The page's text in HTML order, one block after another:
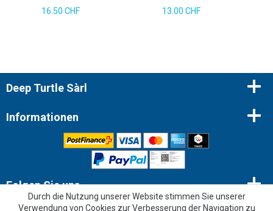
16.50 CHF 13.00 CHF
Deep Turtle Sàrl
Informationen
Folgen Sie uns
Durch die Nutzung unserer Website stimmen Sie unserer
Verwendung von Cookies zur Verbesserung der Navigation zu